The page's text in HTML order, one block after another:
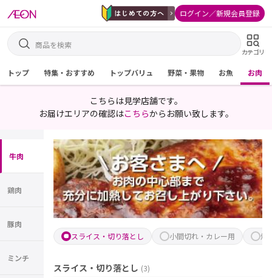
ログイン／新規会員登録
カテゴリ
トップ 特集・おすすめ トップバリュ 野菜・果物 お魚 お肉
こちらは見学店舗です。
お届けエリアの確認はこちらからお願い致します。
牛肉
鶏肉
豚肉
ミンチ
スライス・切り落とし 小間切れ・カレー用 焼
スライス・切り落とし (3)